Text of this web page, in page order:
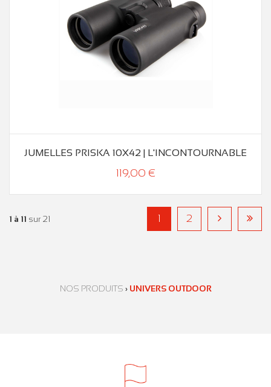
NOS PRODUITS › UNIVERS OUTDOOR
JUMELLES PRISKA 10X42 | L'INCONTOURNABLE
119,00 €
1 à 11 sur 21 1 2